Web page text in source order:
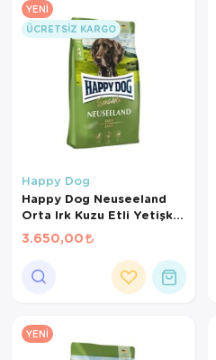
YENI
ÜCRETSIZ KARGO
Happy Dog
Happy Dog Neuseeland
Orta Irk Kuzu Etli Yetişkin
Kuru Köpek Maması 12.5 +
2 Kg
3.650,00
YENI